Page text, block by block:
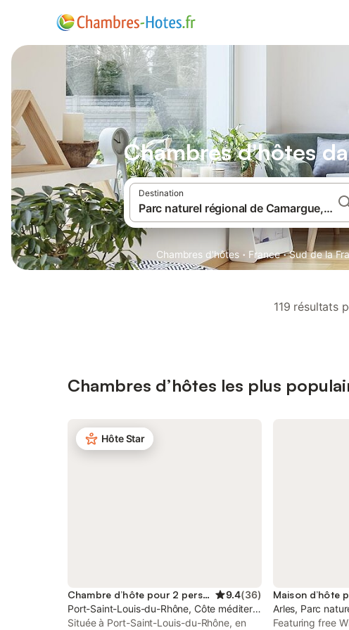
Chambres d'hôtes
Destination
Chambres d'hôtes · France · Sud de la
119 résultats
Chambres d’hôtes les plus
Hôte Star
Chambre d’hôte pour 2 personnes 9.4(36)
Port-Saint-Louis-du-Rhône, Côte méditerranéenne (France)
Située à Port-Saint-Louis-du-Rhône, en
Arles, Parc
Featuring free